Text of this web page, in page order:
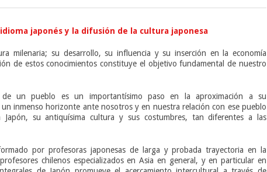
japonés y la difusión de la cultura japonesa
milenaria; su desarrollo, su influencia y su inserción en la economía
de estos conocimientos constituye el objetivo fundamental de nuestro
de un pueblo es un importantísimo paso en la aproximación a su
inmenso horizonte ante nosotros y en nuestra relación con ese pueblo
su antiquísima cultura y sus costumbres, tan diferentes a las
por profesoras japonesas de larga y probada trayectoria en la
chilenos especializados en Asia en general, y en particular en